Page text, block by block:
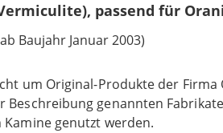
passend für
Baujahr Januar 2003)
um Original-Produkte der
Beschreibung genannten
genutzt werden.